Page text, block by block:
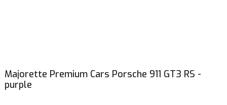
Majorette Premium Cars Porsche 911 GT3 RS -
purple